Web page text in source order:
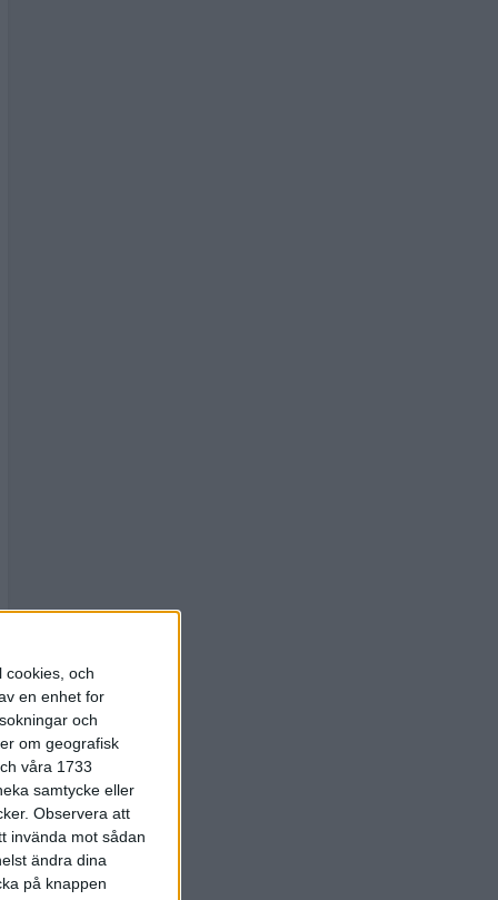
cookies, och
en enhet for
och
om geografisk
våra 1733
samtycke eller
Observera att
invända mot sådan
ändra dina
på knappen